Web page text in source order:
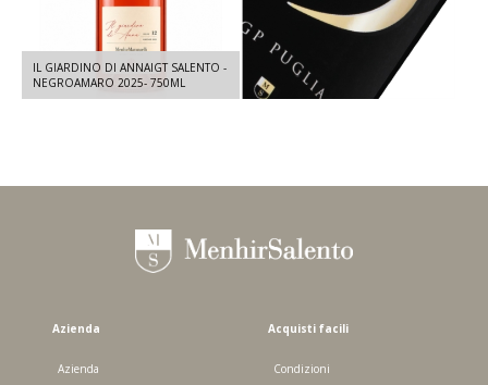
IL GIARDINO DI ANNAIGT SALENTO -
NEGROAMARO 2025- 750ML
QUOTA 29 IGT PUGLIA JEROBOAM -
PRIMITIVO 2024- 3 L
Azienda
Azienda
Acquisti facili
Condizioni